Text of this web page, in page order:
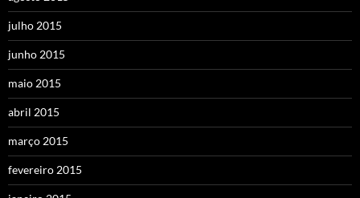
julho 2015
junho 2015
maio 2015
abril 2015
março 2015
fevereiro 2015